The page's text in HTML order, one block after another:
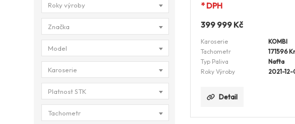
Roky výroby
Značka
Model
Karoserie
Platnost STK
Tachometr
* DPH
399 999 Kč
Karoserie
KOMBI
Tachometr
171596
Typ Paliva
Nafta
Roky Výroby
2021-12-
Detail